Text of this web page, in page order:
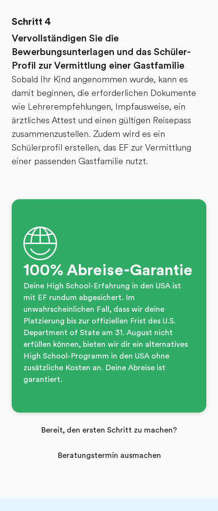
meine
Tochter mit
EF auf eine
Sprachreise
schicken.
Schritt 4
Vervollständigen Sie die
Bewerbungsunterlagen und das Schüler-
Profil zur Vermittlung einer Gastfamilie
Sobald Ihr Kind angenommen wurde, kann es
damit beginnen, die erforderlichen Dokumente
wie Lehrerempfehlungen, Impfausweise, ein
ärztliches Attest und einen gültigen Reisepass
zusammenzustellen. Zudem wird es ein
Schülerprofil erstellen, das EF zur Vermittlung
einer passenden Gastfamilie nutzt.
100% Abreise-Garantie
Deine High School-Erfahrung in den USA ist
mit EF rundum abgesichert. Im
unwahrscheinlichen Fall, dass wir deine
Platzierung bis zur offiziellen Frist des U.S.
Department of State am 31. August nicht
erfüllen können, bieten wir dir ein alternatives
High School-Programm in den USA ohne
zusätzliche Kosten an. Deine Abreise ist
garantiert.
Bereit, den ersten Schritt zu machen?
Beratungstermin ausmachen